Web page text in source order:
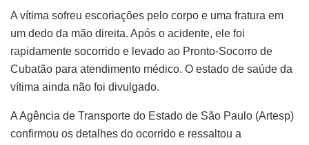
A vítima sofreu escoriações pelo corpo e uma fratura em
um dedo da mão direita. Após o acidente, ele foi
rapidamente socorrido e levado ao Pronto-Socorro de
Cubatão para atendimento médico. O estado de saúde da
vítima ainda não foi divulgado.
A Agência de Transporte do Estado de São Paulo (Artesp)
confirmou os detalhes do ocorrido e ressaltou a